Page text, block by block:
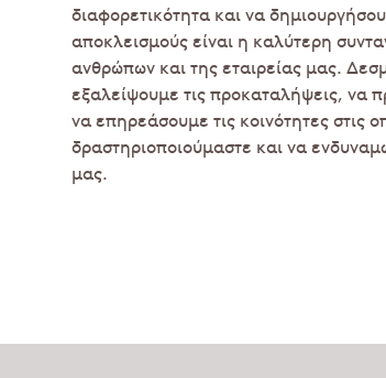
διαφορετικότητα και να
αποκλεισμούς είναι η καλύτερη
ανθρώπων και της εταιρείας μας.
εξαλείψουμε τις προκαταλήψεις, να
να επηρεάσουμε τις κοινότητες στις
δραστηριοποιούμαστε και να
μας.